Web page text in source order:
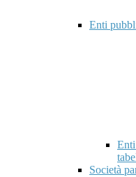
Enti
Società